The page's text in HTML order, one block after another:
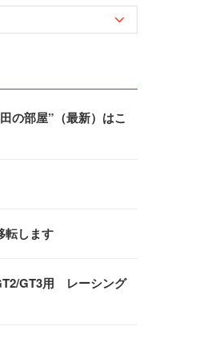
の部屋”（最新）はこ
転します
GT3用 レーシング